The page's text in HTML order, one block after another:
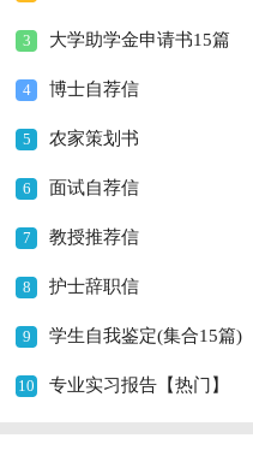
3 大学助学金申请书15篇
4 博士自荐信
5 农家策划书
6 面试自荐信
7 教授推荐信
8 护士辞职信
9 学生自我鉴定(集合15篇)
10 专业实习报告【热门】